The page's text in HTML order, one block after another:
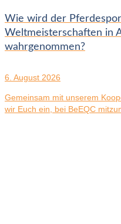
Wie wird der
Weltmeisterschaften in
wahrgenommen?
6. August 2026
Gemeinsam mit unserem
wir Euch ein, bei BeEQC